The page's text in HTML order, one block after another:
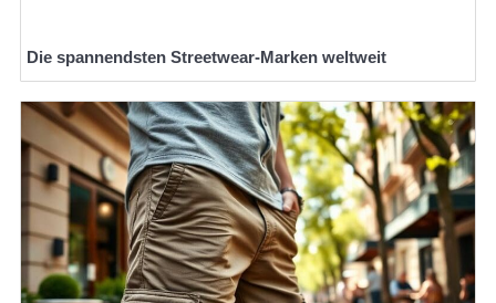
Die spannendsten Streetwear-Marken weltweit